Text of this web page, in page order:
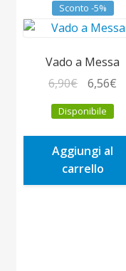
Sconto -5%
Vado a Messa
6,90€
prezzo
originale
era:
6,90€.
6,56€
è:
Disponibile
Aggiungi al
carrello